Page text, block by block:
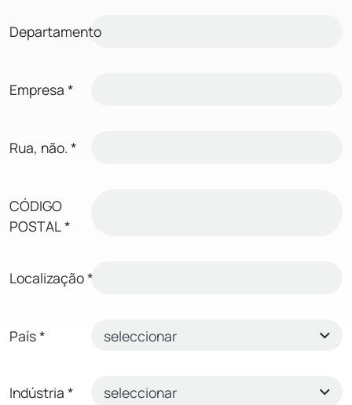
Departamento
Empresa *
Rua, não. *
CÓDIGO
POSTAL*
Localização*
País*
Indústria *